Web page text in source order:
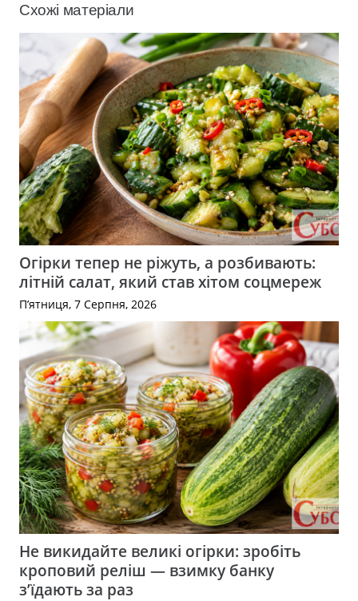
Схожі матеріали
Огірки тепер не ріжуть, а розбивають:
літній салат, який став хітом соцмереж
П’ятниця, 7 Серпня, 2026
Не викидайте великі огірки: зробіть
кроповий реліш — взимку банку
з’їдають за раз